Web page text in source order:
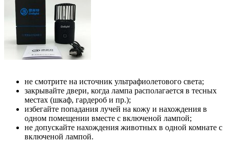
не смотрите на источник ультрафиолетового света;
закрывайте двери, когда лампа располагается в тесных
местах (шкаф, гардероб и пр.);
избегайте попадания лучей на кожу и нахождения в
одном помещении вместе с включеной лампой;
не допускайте нахождения животных в одной комнате с
включеной лампой.